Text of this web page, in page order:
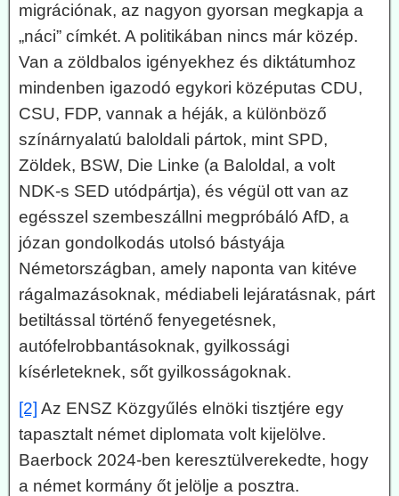
migrációnak, az nagyon gyorsan megkapja a
„náci” címkét. A politikában nincs már közép.
Van a zöldbalos igényekhez és diktátumhoz
mindenben igazodó egykori középutas CDU,
CSU, FDP, vannak a héják, a különböző
színárnyalatú baloldali pártok, mint SPD,
Zöldek, BSW, Die Linke (a Baloldal, a volt
NDK-s SED utódpártja), és végül ott van az
egésszel szembeszállni megpróbáló AfD, a
józan gondolkodás utolsó bástyája
Németországban, amely naponta van kitéve
rágalmazásoknak, médiabeli lejáratásnak, párt
betiltással történő fenyegetésnek,
autófelrobbantásoknak, gyilkossági
kísérleteknek, sőt gyilkosságoknak.
[2] Az ENSZ Közgyűlés elnöki tisztjére egy
tapasztalt német diplomata volt kijelölve.
Baerbock 2024-ben keresztülverekedte, hogy
a német kormány őt jelölje a posztra.